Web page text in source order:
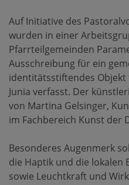
Auf Initiative des
wurden in einer
Pfarrteilgemeinden
Ausschreibung für ein
identitätsstiftendes
Junia verfasst. Der
von Martina Gelsinger,
im Fachbereich Kunst der
Besonderes Augenmerk
die Haptik und die lokalen
sowie Leuchtkraft und